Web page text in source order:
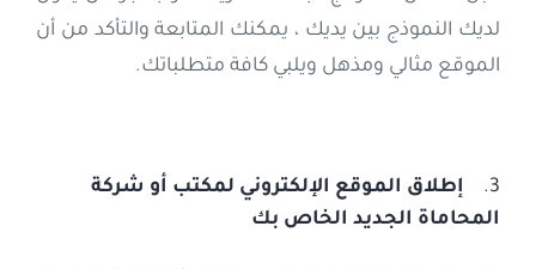
لديك النموذج بين يديك ، يمكنك المتابعة والتأكد من أن
الموقع مثالي ومذهل ويلبي كافة متطلباتك.
3.
إطلاق الموقع الإلكتروني لمكتب أو شركة
المحاماة الجديد الخاص بك